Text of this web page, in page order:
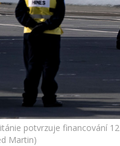
potvrzuje financování
Martin)